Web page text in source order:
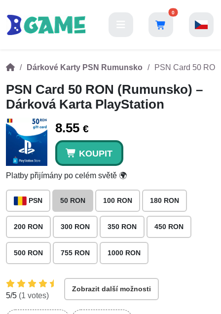
0
Dárkové Karty PSN Rumunsko PSN Card 50
PSN Card 50 RON (Rumunsko) –
Dárková Karta PlayStation
8.55 €
KOUPIT
Platby přijímány po celém světě 🌍
PSN 50 RON 100 RON 180 RON
200 RON 300 RON 350 RON 450 RON
500 RON 755 RON 1000 RON
5/5 (1 votes)
Zobrazit další možnosti